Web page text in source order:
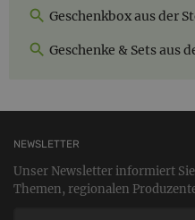
Geschenkbox aus der
Geschenke & Sets aus
NEWSLETTER
Unser Newsletter informiert
Themen, regionalen